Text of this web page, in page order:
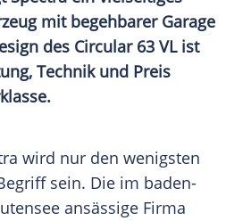
mit begehbarer Garage
des Circular 63 VL ist
Technik und Preis
wird nur den wenigsten
sein. Die im baden-
ansässige Firma